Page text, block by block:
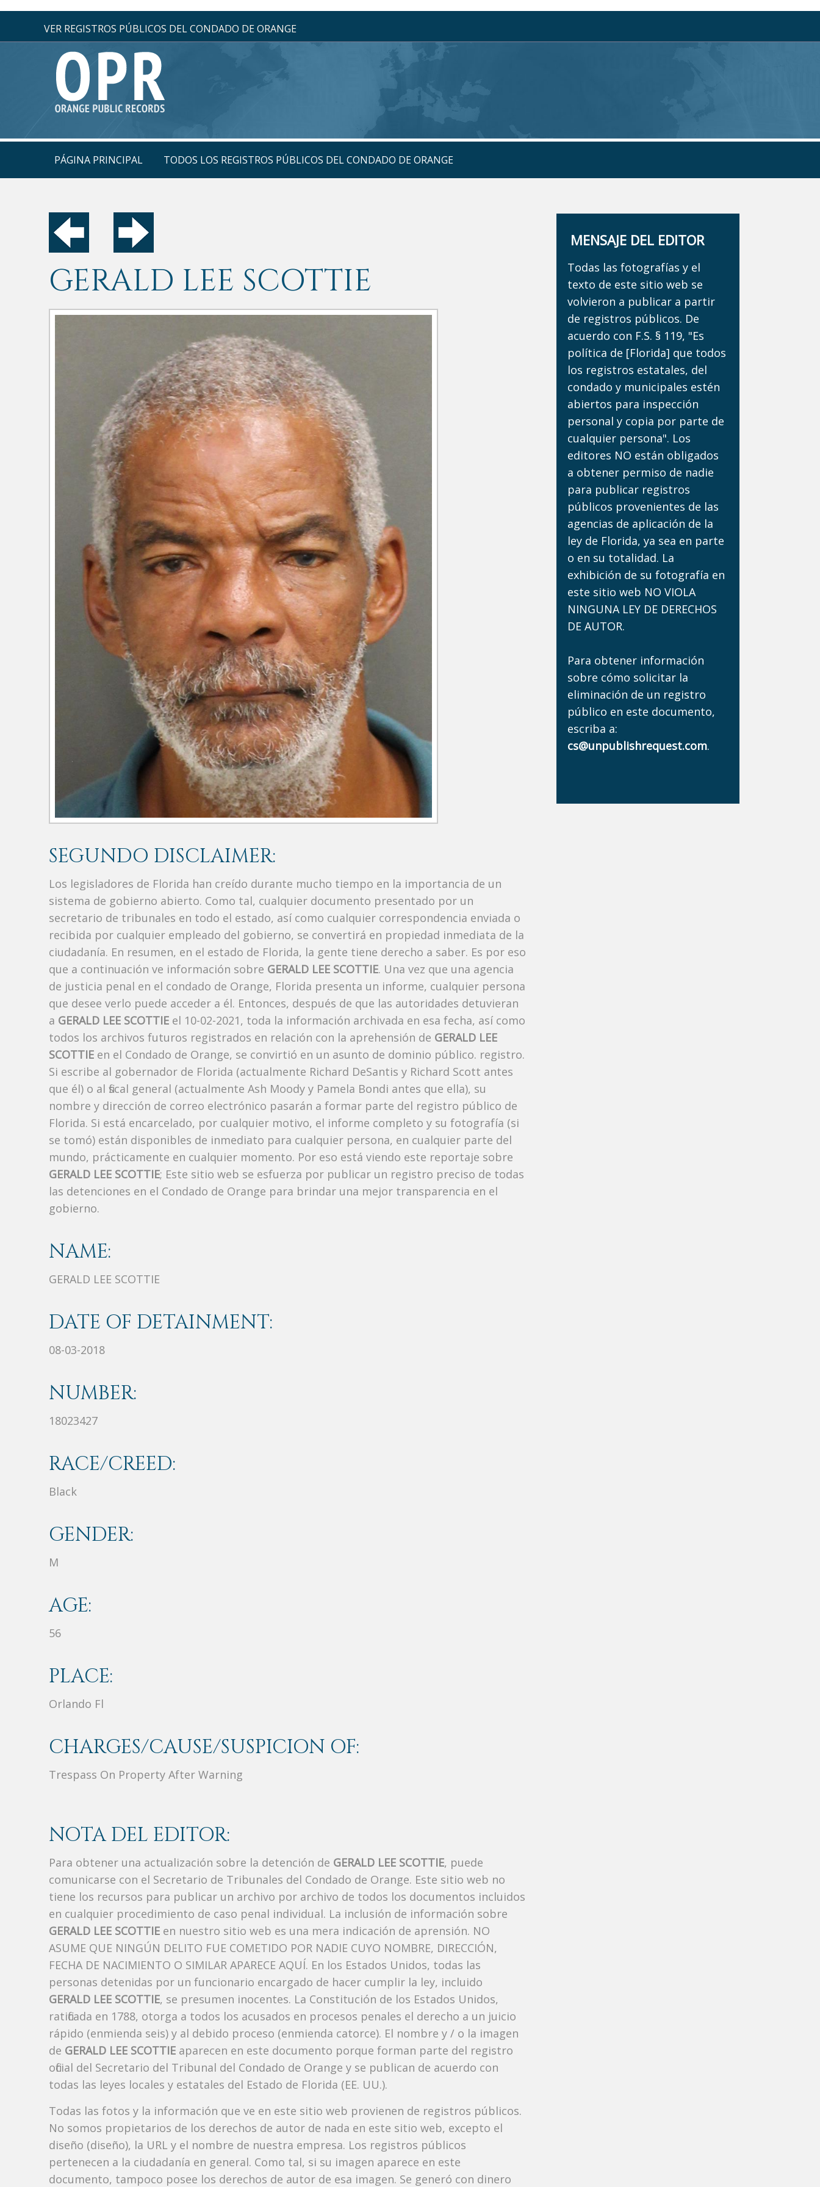
VER REGISTROS PÚBLICOS DEL CONDADO DE ORANGE
PÁGINA PRINCIPAL TODOS LOS REGISTROS PÚBLICOS DEL CONDADO DE ORANGE
GERALD LEE SCOTTIE
SEGUNDO DISCLAIMER:
Los legisladores de Florida han creído durante mucho tiempo en la importancia de un
sistema de gobierno abierto. Como tal, cualquier documento presentado por un
secretario de tribunales en todo el estado, así como cualquier correspondencia enviada o
recibida por cualquier empleado del gobierno, se convertirá en propiedad inmediata de la
ciudadanía. En resumen, en el estado de Florida, la gente tiene derecho a saber. Es por eso
que a continuación ve información sobre GERALD LEE SCOTTIE. Una vez que una agencia
de justicia penal en el condado de Orange, Florida presenta un informe, cualquier persona
que desee verlo puede acceder a él. Entonces, después de que las autoridades detuvieran
a GERALD LEE SCOTTIE el 10-02-2021, toda la información archivada en esa fecha, así como
todos los archivos futuros registrados en relación con la aprehensión de GERALD LEE
SCOTTIE en el Condado de Orange, se convirtió en un asunto de dominio público. registro.
Si escribe al gobernador de Florida (actualmente Richard DeSantis y Richard Scott antes
que él) o al fiscal general (actualmente Ash Moody y Pamela Bondi antes que ella), su
nombre y dirección de correo electrónico pasarán a formar parte del registro público de
Florida. Si está encarcelado, por cualquier motivo, el informe completo y su fotografía (si
se tomó) están disponibles de inmediato para cualquier persona, en cualquier parte del
mundo, prácticamente en cualquier momento. Por eso está viendo este reportaje sobre
GERALD LEE SCOTTIE; Este sitio web se esfuerza por publicar un registro preciso de todas
las detenciones en el Condado de Orange para brindar una mejor transparencia en el
gobierno.
NAME:
GERALD LEE SCOTTIE
DATE OF DETAINMENT:
08-03-2018
NUMBER:
18023427
RACE/CREED:
Black
GENDER:
M
AGE:
56
PLACE:
Orlando Fl
CHARGES/CAUSE/SUSPICION OF:
Trespass On Property After Warning
NOTA DEL EDITOR:
Para obtener una actualización sobre la detención de GERALD LEE SCOTTIE, puede
comunicarse con el Secretario de Tribunales del Condado de Orange. Este sitio web no
tiene los recursos para publicar un archivo por archivo de todos los documentos incluidos
en cualquier procedimiento de caso penal individual. La inclusión de información sobre
GERALD LEE SCOTTIE en nuestro sitio web es una mera indicación de aprensión. NO
ASUME QUE NINGÚN DELITO FUE COMETIDO POR NADIE CUYO NOMBRE, DIRECCIÓN,
FECHA DE NACIMIENTO O SIMILAR APARECE AQUÍ. En los Estados Unidos, todas las
personas detenidas por un funcionario encargado de hacer cumplir la ley, incluido
GERALD LEE SCOTTIE, se presumen inocentes. La Constitución de los Estados Unidos,
ratificada en 1788, otorga a todos los acusados ​​en procesos penales el derecho a un juicio
rápido (enmienda seis) y al debido proceso (enmienda catorce). El nombre y / o la imagen
de GERALD LEE SCOTTIE aparecen en este documento porque forman parte del registro
oficial del Secretario del Tribunal del Condado de Orange y se publican de acuerdo con
todas las leyes locales y estatales del Estado de Florida (EE. UU.).
Todas las fotos y la información que ve en este sitio web provienen de registros públicos.
No somos propietarios de los derechos de autor de nada en este sitio web, excepto el
diseño (diseño), la URL y el nombre de nuestra empresa. Los registros públicos
pertenecen a la ciudadanía en general. Como tal, si su imagen aparece en este
documento, tampoco posee los derechos de autor de esa imagen. Se generó con dinero
MENSAJE DEL EDITOR
Todas las fotografías y el
texto de este sitio web se
volvieron a publicar a partir
de registros públicos. De
acuerdo con F.S. § 119, "Es
política de [Florida] que todos
los registros estatales, del
condado y municipales estén
abiertos para inspección
personal y copia por parte de
cualquier persona". Los
editores NO están obligados
a obtener permiso de nadie
para publicar registros
públicos provenientes de las
agencias de aplicación de la
ley de Florida, ya sea en parte
o en su totalidad. La
exhibición de su fotografía en
este sitio web NO VIOLA
NINGUNA LEY DE DERECHOS
DE AUTOR.
Para obtener información
sobre cómo solicitar la
eliminación de un registro
público en este documento,
escriba a:
cs@unpublishrequest.com.